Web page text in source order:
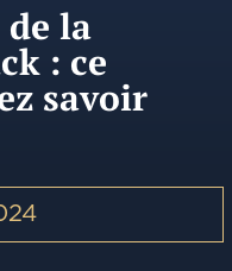
de la
: ce
savoir